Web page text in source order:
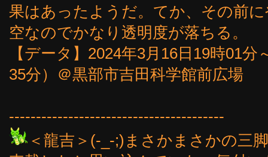
果はあったようだ。てか、その前
空なのでかなり透明度が落ちる。
【データ】2024年3月16日19時01
35分）＠黒部市吉田科学館前広場
----------------------------------------
＜龍吉＞(-_-;)まさかまさかの三